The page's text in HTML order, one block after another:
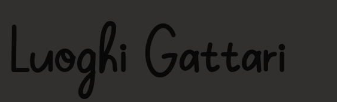
Luoghi Gattari